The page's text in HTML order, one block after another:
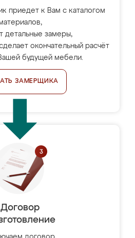
приедет к Вам с каталогом
детальные замеры,
окончательный расчёт
будущей мебели.
ЗАМЕРЩИКА
Договор